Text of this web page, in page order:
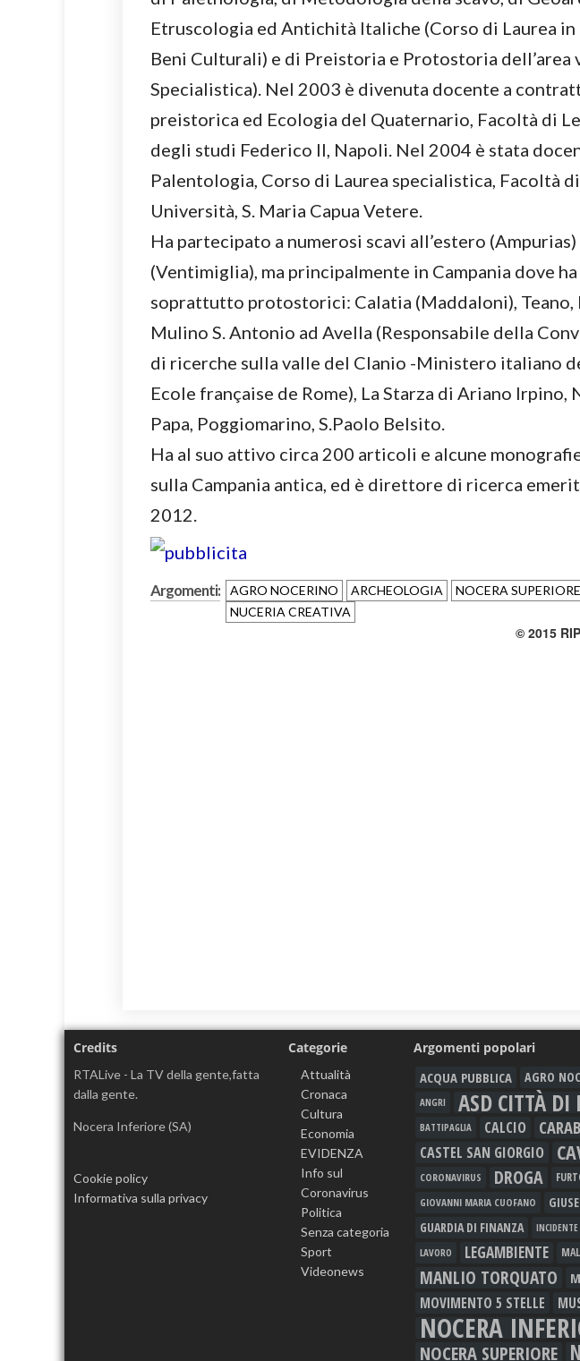
Etruscologia ed Antichità Italiche (Corso di Laurea
Beni Culturali) e di Preistoria e Protostoria dell’area
Specialistica). Nel 2003 è divenuta docente a
preistorica ed Ecologia del Quaternario, Facoltà di
degli studi Federico II, Napoli. Nel 2004 è stata
Palentologia, Corso di Laurea specialistica, Facoltà
Università, S. Maria Capua Vetere.
Ha partecipato a numerosi scavi all’estero
(Ventimiglia), ma principalmente in Campania dove
soprattutto protostorici: Calatia (Maddaloni), Teano,
Mulino S. Antonio ad Avella (Responsabile della
di ricerche sulla valle del Clanio -Ministero italiano
Ecole française de Rome), La Starza di Ariano Irpino,
Papa, Poggiomarino, S.Paolo Belsito.
Ha al suo attivo circa 200 articoli e alcune
sulla Campania antica, ed è direttore di ricerca
2012.
Argomenti: AGRO NOCERINO ARCHEOLOGIA NOCERA SUPERIORE
NUCERIA CREATIVA
© 2015
Credits
RTALive - La TV della gente,fatta
dalla gente.
Nocera Inferiore (SA)
Cookie policy
Informativa sulla privacy
Categorie
Attualità
Cronaca
Cultura
Economia
EVIDENZA
Info sul
Coronavirus
Politica
Senza categoria
Sport
Videonews
Argomenti popolari
ACQUA PUBBLICA AGRO
ANGRI
ASD CITTÀ DI
BATTIPAGLIA CALCIO
CASTEL SAN GIORGIO
CORONAVIRUS DROGA
GIOVANNI MARIA CUOFANO
GUARDIA DI FINANZA INCIDENTE
LAVORO LEGAMBIENTE
MANLIO TORQUATO
MOVIMENTO 5 STELLE
NOCERA
NOCERA SUPERIORE